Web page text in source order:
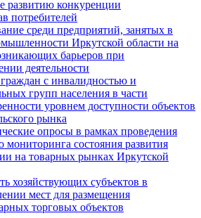
развитию конкуренции
потребителей
среди предприятий, занятых в
Иркутской области на
барьеров при
деятельности
с инвалидностью и
групп населения в части
уровнем доступности объектов
рынка
опросы в рамках проведения
мониторинга состояния развития
на товарных рынках Иркутской
хозяйствующих субъектов в
мест для размещения
торговых объектов